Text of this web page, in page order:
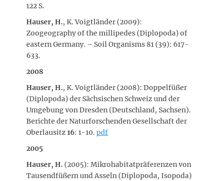
122 S.
Hauser, H., K. Voigtländer (2009):
Zoogeography of the millipedes (Diplopoda) of
eastern Germany. – Soil Organisms 81 (39): 617-
633.
2008
Hauser, H., K. Voigtländer (2008): Doppelfüßer
(Diplopoda) der Sächsischen Schweiz und der
Umgebung von Dresden (Deutschland, Sachsen).
Berichte der Naturforschenden Gesellschaft der
Oberlausitz16: 1-10. pdf
2005
Hauser, H. (2005): Mikrohabitatpräferenzen von
Tausendfüßern und Asseln (Diplopoda, Isopoda)